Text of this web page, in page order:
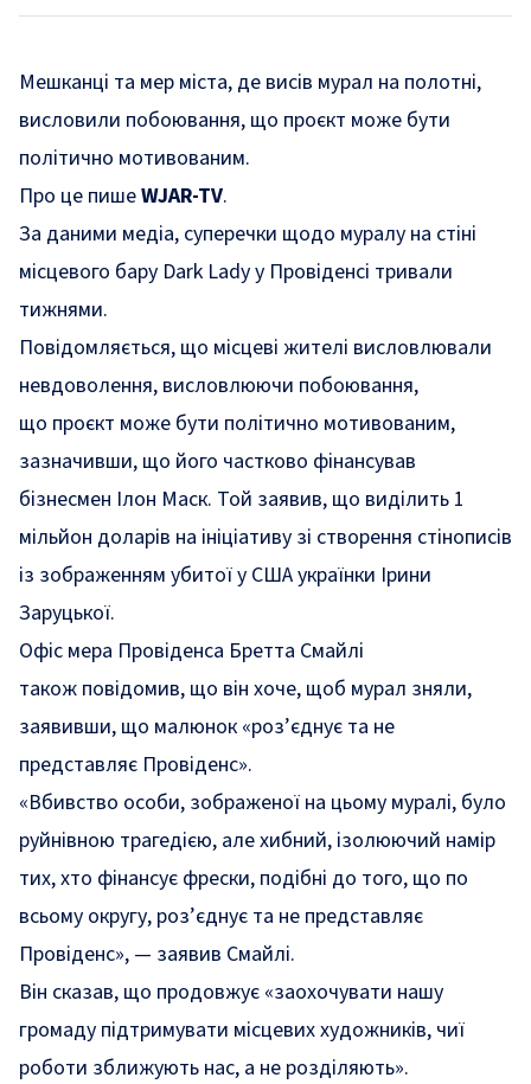
Мешканці та мер міста, де висів мурал на полотні,
висловили побоювання, що проєкт може бути
політично мотивованим.
Про це пишеWJAR-TV.
За даними медіа, суперечки щодо муралу на стіні
місцевого бару Dark Lady у Провіденсі тривали
тижнями.
Повідомляється, що місцеві жителі висловлювали
невдоволення, висловлюючи побоювання,
що проєкт може бути політично мотивованим,
зазначивши, що його частково фінансував
бізнесмен Ілон Маск. Той заявив, що виділить 1
мільйон доларів на ініціативу зі створення стінописів
із зображенням убитої у США українки Ірини
Заруцької.
Офіс мера Провіденса Бретта Смайлі
також повідомив, що він хоче, щоб мурал зняли,
заявивши, що малюнок «роз’єднує та не
представляє Провіденс».
«Вбивство особи, зображеної на цьому муралі, було
руйнівною трагедією, але хибний, ізолюючий намір
тих, хто фінансує фрески, подібні до того, що по
всьому округу, роз’єднує та не представляє
Провіденс», — заявив Смайлі.
Він сказав, що продовжує «заохочувати нашу
громаду підтримувати місцевих художників, чиї
роботи зближують нас, а не розділяють».